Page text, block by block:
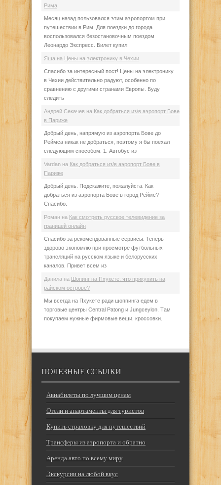
Рима
Месяц назад пользовался этим аэропортом при
путешествии в Рим. Для поездки до города
воспользовался безостановочным поездом
Леонардо Экспресс. Билет купил
Яша на Цены на электронику в Чехии
Спасибо за интересный пост! Цены на электронику
в Чехии действительно радуют, особенно по
сравнению с другими странами Европы. Буду
следить
Андрей Секачев на Как добраться из/в аэропорт Бове
в Париже
Добрый день, напрямую из аэропорта Бове до
Реймса никак не добраться, поэтому я бы поехал
следующим способом. 1. Автобус из
Vardan на Как добраться из/в аэропорт Бове в
Париже
Добрый день. Подскажите, пожалуйста. Как
добраться из аэропорта Бове в город Реймс?
Спасибо.
Роман на Как смотреть русское телевидение за
границей онлайн
Спасибо за рекомендованные сервисы. Теперь
здорово экономлю при просмотре футбольных
трансляций на русском языке и белорусских
каналов. Привет всем из
Данила на Шопинг на Пхукете: что прикупить на
райском острове?
Мы всегда на Пхукете ради шоппинга едем в
торговые центры Central Patong и Jungceylon. Там
покупаем нужные фирмовые вещи, кроссовки.
ПОЛЕЗНЫЕ ССЫЛКИ
Авиабилеты по лучшим ценам
Отели и апартаменты для туристов
Купить страховку для путешествий
Трансферы из аэропорта и обратно
Аренда авто по всему миру
Экскурсии на любой вкус